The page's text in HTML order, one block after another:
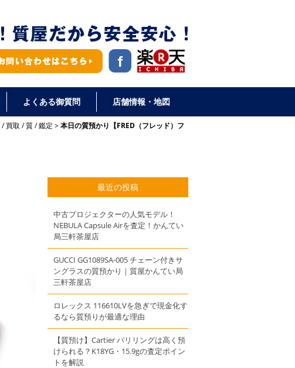
よくある御質問 店舗情報・地図
/買取 /質/鑑定 本日の質預かり【FRED（フレッド）フ
最近の投稿
中古プロジェクターの人気モデル！
NEBULA Capsule Airを査定！かんてい
局三軒茶屋店
GUCCI GG1089SA-005 チェーン付きサ
ングラスの質預かり｜質屋かんてい局
三軒茶屋店
ロレックス 116610LVを急ぎで現金化す
るなら質預りが最適な理由
【質預け】Cartier パリリングは高く預
けられる？K18YG・15.9gの査定ポイン
トを解説